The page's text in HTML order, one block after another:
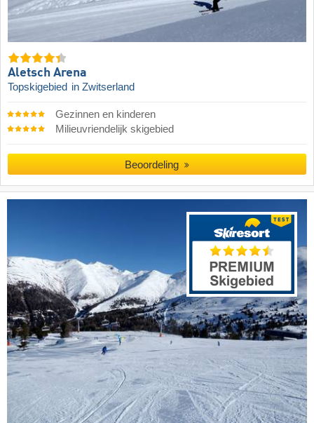
Aletsch Arena
Topskigebied in Zwitserland
Gezinnen en kinderen
Milieuvriendelijk skigebied
Beoordeling